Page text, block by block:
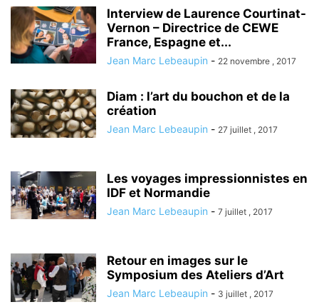
Interview de Laurence Courtinat-
Vernon – Directrice de CEWE
France, Espagne et...
Jean Marc Lebeaupin - 22 novembre , 2017
Diam : l’art du bouchon et de la
création
Jean Marc Lebeaupin - 27 juillet , 2017
Les voyages impressionnistes en
IDF et Normandie
Jean Marc Lebeaupin - 7 juillet , 2017
Retour en images sur le
Symposium des Ateliers d’Art
Jean Marc Lebeaupin - 3 juillet , 2017